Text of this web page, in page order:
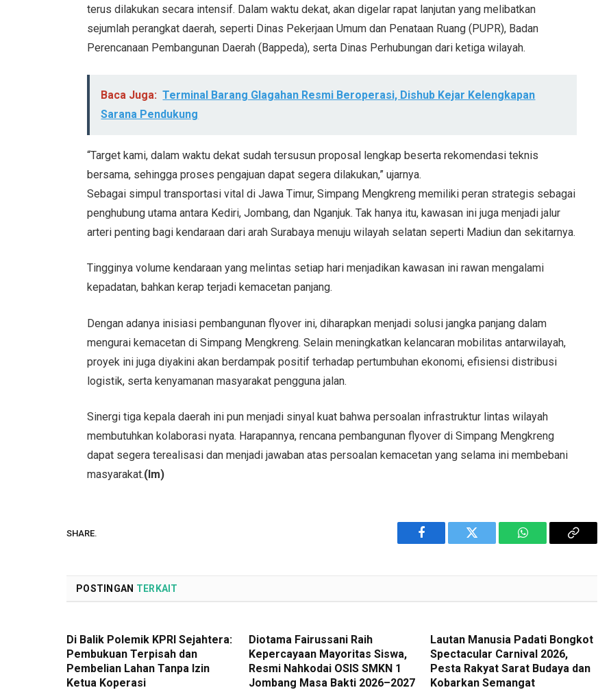
terus dilakukan secara intensif. Dalam waktu dekat, akan digelar rapat lanjutan yang melibatkan
sejumlah perangkat daerah, seperti Dinas Pekerjaan Umum dan Penataan Ruang (PUPR), Badan
Perencanaan Pembangunan Daerah (Bappeda), serta Dinas Perhubungan dari ketiga wilayah.
Baca Juga: Terminal Barang Glagahan Resmi Beroperasi, Dishub Kejar Kelengkapan
Sarana Pendukung
“Target kami, dalam waktu dekat sudah tersusun proposal lengkap beserta rekomendasi teknis
bersama, sehingga proses pengajuan dapat segera dilakukan,” ujarnya.
Sebagai simpul transportasi vital di Jawa Timur, Simpang Mengkreng memiliki peran strategis sebagai
penghubung utama antara Kediri, Jombang, dan Nganjuk. Tak hanya itu, kawasan ini juga menjadi jalur
arteri penting bagi kendaraan dari arah Surabaya menuju wilayah selatan seperti Madiun dan sekitarnya.
Tingginya volume kendaraan yang melintas setiap hari menjadikan kawasan ini rawan mengalami
kepadatan, bahkan kerap terjadi kemacetan panjang.
Dengan adanya inisiasi pembangunan flyover ini, diharapkan menjadi solusi jangka panjang dalam
mengurai kemacetan di Simpang Mengkreng. Selain meningkatkan kelancaran mobilitas antarwilayah,
proyek ini juga diyakini akan berdampak positif terhadap pertumbuhan ekonomi, efisiensi distribusi
logistik, serta kenyamanan masyarakat pengguna jalan.
Sinergi tiga kepala daerah ini pun menjadi sinyal kuat bahwa persoalan infrastruktur lintas wilayah
membutuhkan kolaborasi nyata. Harapannya, rencana pembangunan flyover di Simpang Mengkreng
dapat segera terealisasi dan menjadi jawaban atas persoalan kemacetan yang selama ini membebani
masyarakat.(Im)
SHARE.
Facebook Twitter WhatsAppCopy
POSTINGAN TERKAIT
Di Balik Polemik KPRI Sejahtera:
Pembukuan Terpisah dan
Pembelian Lahan Tanpa Izin
Ketua Koperasi
Diotama Fairussani Raih
Kepercayaan Mayoritas Siswa,
Resmi Nahkodai OSIS SMKN 1
Jombang Masa Bakti 2026–2027
Lautan Manusia Padati Bongkot
Spectacular Carnival 2026,
Pesta Rakyat Sarat Budaya dan
Kobarkan Semangat